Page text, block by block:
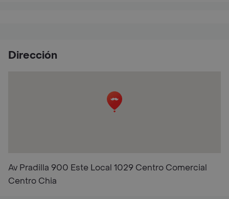
Dirección
Av Pradilla 900 Este Local 1029 Centro Comercial
Centro Chia